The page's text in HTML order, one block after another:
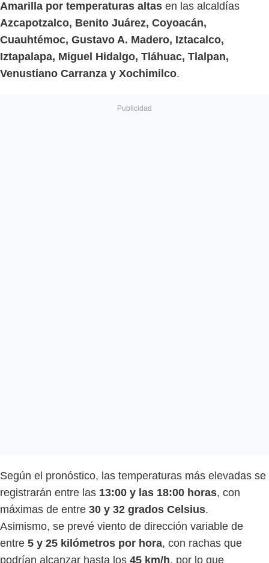
Amarilla por temperaturas altas en las alcaldías
Azcapotzalco, Benito Juárez, Coyoacán,
Cuauhtémoc, Gustavo A. Madero, Iztacalco,
Iztapalapa, Miguel Hidalgo, Tláhuac, Tlalpan,
Venustiano Carranza y Xochimilco.
Según el pronóstico, las temperaturas más elevadas se
registrarán entre las 13:00 y las 18:00 horas, con
máximas de entre 30 y 32 grados Celsius.
Asimismo, se prevé viento de dirección variable de
entre 5 y 25 kilómetros por hora, con rachas que
podrían alcanzar hasta los 45 km/h, por lo que